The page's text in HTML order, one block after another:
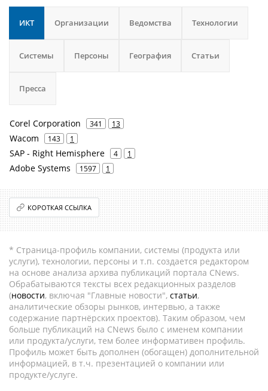
ИКТ Организации Ведомства Технологии
Системы Персоны География Статьи
Пресса
Corel Corporation 341 13
Wacom 143 1
SAP - Right Hemisphere 4 1
Adobe Systems 1597 1
КОРОТКАЯ ССЫЛКА
* Страница-профиль компании, системы (продукта или
услуги), технологии, персоны и т.п. создается редактором
на основе анализа архива публикаций портала CNews.
Обрабатываются тексты всех редакционных разделов
(новости, включая "Главные новости", статьи,
аналитические обзоры рынков, интервью, а также
содержание партнёрских проектов). Таким образом, чем
больше публикаций на CNews было с именем компании
или продукта/услуги, тем более информативен профиль.
Профиль может быть дополнен (обогащен) дополнительной
информацией, в т.ч. презентацией о компании или
продукте/услуге.